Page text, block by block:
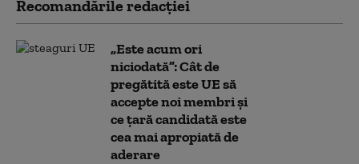
Recomandările redacţiei
„Este acum ori
niciodată”: Cât de
pregătită este UE să
accepte noi membri și
ce țară candidată este
cea mai apropiată de
aderare